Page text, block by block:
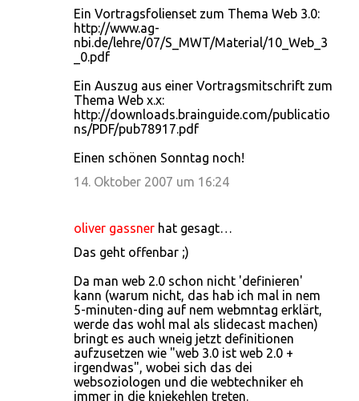
Ein Vortragsfolienset zum Thema Web 3.0:
http://www.ag-
nbi.de/lehre/07/S_MWT/Material/10_Web_3
_0.pdf
Ein Auszug aus einer Vortragsmitschrift zum
Thema Web x.x:
http://downloads.brainguide.com/publicatio
ns/PDF/pub78917.pdf
Einen schönen Sonntag noch!
14. Oktober 2007 um 16:24
oliver gassner hat gesagt…
Das geht offenbar ;)
Da man web 2.0 schon nicht 'definieren'
kann (warum nicht, das hab ich mal in nem
5-minuten-ding auf nem webmntag erklärt,
werde das wohl mal als slidecast machen)
bringt es auch wneig jetzt definitionen
aufzusetzen wie "web 3.0 ist web 2.0 +
irgendwas", wobei sich das dei
websoziologen und die webtechniker eh
immer in die kniekehlen treten.